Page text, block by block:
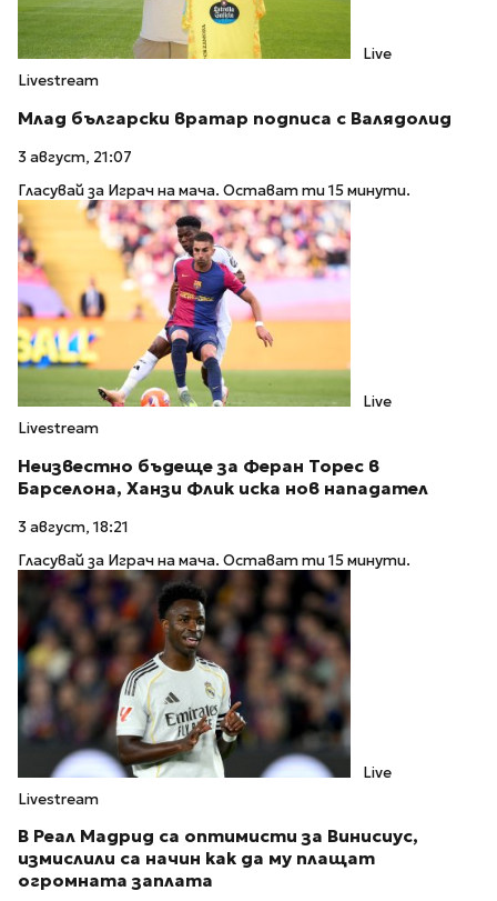
Live
Livestream
Млад български вратар подписа с Валядолид
3 август, 21:07
Гласувай за Играч на мача. Остават ти 15 минути.
Live
Livestream
Неизвестно бъдеще за Феран Торес в
Барселона, Ханзи Флик иска нов нападател
3 август, 18:21
Гласувай за Играч на мача. Остават ти 15 минути.
Live
Livestream
В Реал Мадрид са оптимисти за Винисиус,
измислили са начин как да му плащат
огромната заплата